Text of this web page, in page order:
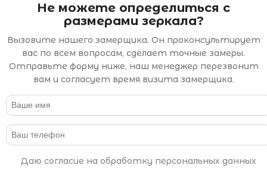
Не можете определиться с
размерами зеркала?
Вызовите нашего замерщика. Он проконсультирует
вас по всем вопросам, сделает точные замеры.
Отправьте форму ниже, наш менеджер перезвонит
вам и согласует время визита замерщика.
Даю согласие на обработку персональных данных